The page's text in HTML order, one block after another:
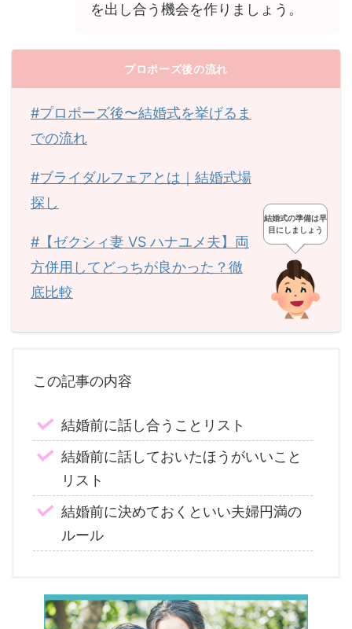
を出し合う機会を作りましょう。
プロポーズ後の流れ
#プロポーズ後〜結婚式を挙げるま
での流れ
#ブライダルフェアとは｜結婚式場
探し
#【ゼクシィ妻 VS ハナユメ夫】両
方併用してどっちが良かった？徹
底比較
結婚式の準備は早
目にしましょう
この記事の内容
結婚前に話し合うことリスト
結婚前に話しておいたほうがいいこと
リスト
結婚前に決めておくといい夫婦円満の
ルール